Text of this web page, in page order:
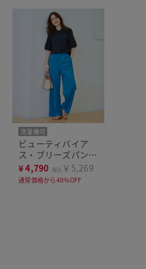
洗濯機可
ビューティバイア
ス・ブリーズパンツ
／70㎝
¥4,790 税込 ￥5,269
通常価格から40%OFF